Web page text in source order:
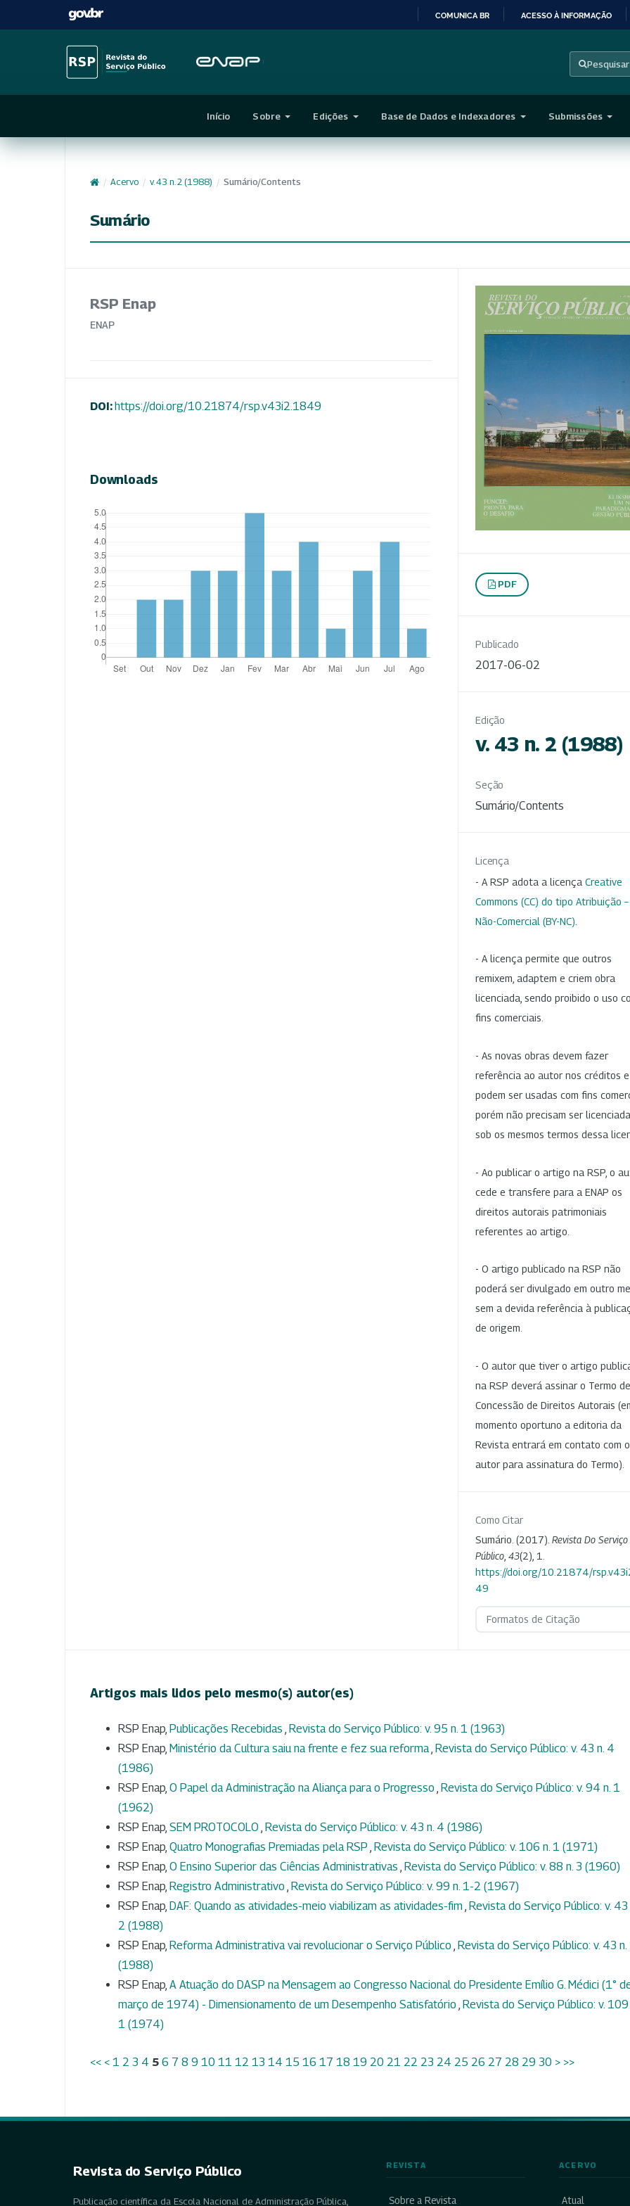
CONTEÚDO
COMUNICA BR ACESSO À INFORMAÇÃO
Pesquisar
Início Sobre Edições Base de Dados e Indexadores Submissões
/ Acervo / v. 43 n. 2 (1988) / Sumário/Contents
Sumário
RSP Enap
ENAP
DOI:https://doi.org/10.21874/rsp.v43i2.1849
Downloads
PDF
Publicado
2017-06-02
Edição
v. 43 n. 2 (1988)
Seção
Sumário/Contents
Licença
- A RSP adota a licença Creative
Commons (CC) do tipo Atribuição –
Não-Comercial (BY-NC)
- A licença permite que outros
remixem, adaptem e criem obra
licenciada, sendo proibido o uso
fins comerciais.
- As novas obras devem fazer
referência ao autor nos créditos
podem ser usadas com fins
porém não precisam ser
sob os mesmos termos dessa
- Ao publicar o artigo na RSP, o
cede e transfere para a ENAP os
direitos autorais patrimoniais
referentes ao artigo.
- O artigo publicado na RSP não
poderá ser divulgado em outro
sem a devida referência à
de origem.
- O autor que tiver o artigo
na RSP deverá assinar o Termo de
Concessão de Direitos Autorais
momento oportuno a editoria da
Revista entrará em contato com o
autor para assinatura do Termo).
Como Citar
Sumário. (2017). Revista Do Serviço
Público 43(2), 1.
https://doi.org/10.21874/
49
Formatos de Citação
Artigos mais lidos pelo mesmo(s) autor(es)
RSP Enap, Publicações Recebidas , Revista do Serviço Público: v. 95 n. 1 (1963)
RSP Enap, Ministério da Cultura saiu na frente e fez sua reforma, Revista do Serviço Público: v. 43 n. 4
(1986)
RSP Enap, O Papel da Administração na Aliança para o Progresso , Revista do Serviço Público: v. 94 n. 1
(1962)
RSP Enap, SEM PROTOCOLO , Revista do Serviço Público: v. 43 n. 4 (1986)
RSP Enap, Quatro Monografias Premiadas pela RSP , Revista do Serviço Público: v. 106 n. 1 (1971)
RSP Enap, O Ensino Superior das Ciências Administrativas , Revista do Serviço Público: v. 88 n. 3 (1960)
RSP Enap, Registro Administrativo , Revista do Serviço Público: v. 99 n. 1-2 (1967)
RSP Enap, DAF: Quando as atividades-meio viabilizam as atividades-fim , Revista do Serviço Público: v. 43
2 (1988)
RSP Enap, Reforma Administrativa vai revolucionar o Serviço Público , Revista do Serviço Público: v. 43 n.
(1988)
RSP Enap, A Atuação do DASP na Mensagem ao Congresso Nacional do Presidente Emílio G. Médici (1°
março de 1974) - Dimensionamento de um Desempenho Satisfatório , Revista do Serviço Público: v. 109
1 (1974)
<< < 1 2 3 4 5 6 7 8 9 10 11 12 13 14 15 16 17 18 19 20 21 22 23 24 25 26 27 28 29 30 > >>
Revista do Serviço Público
Publicação científica da Escola Nacional de Administração Pública,
REVISTA
Sobre a Revista
ACERVO
Atual